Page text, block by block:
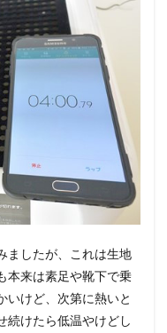
ましたが、これは生地
本来は素足や靴下で乗
いけど、次第に熱いと
続けたら低温やけどし